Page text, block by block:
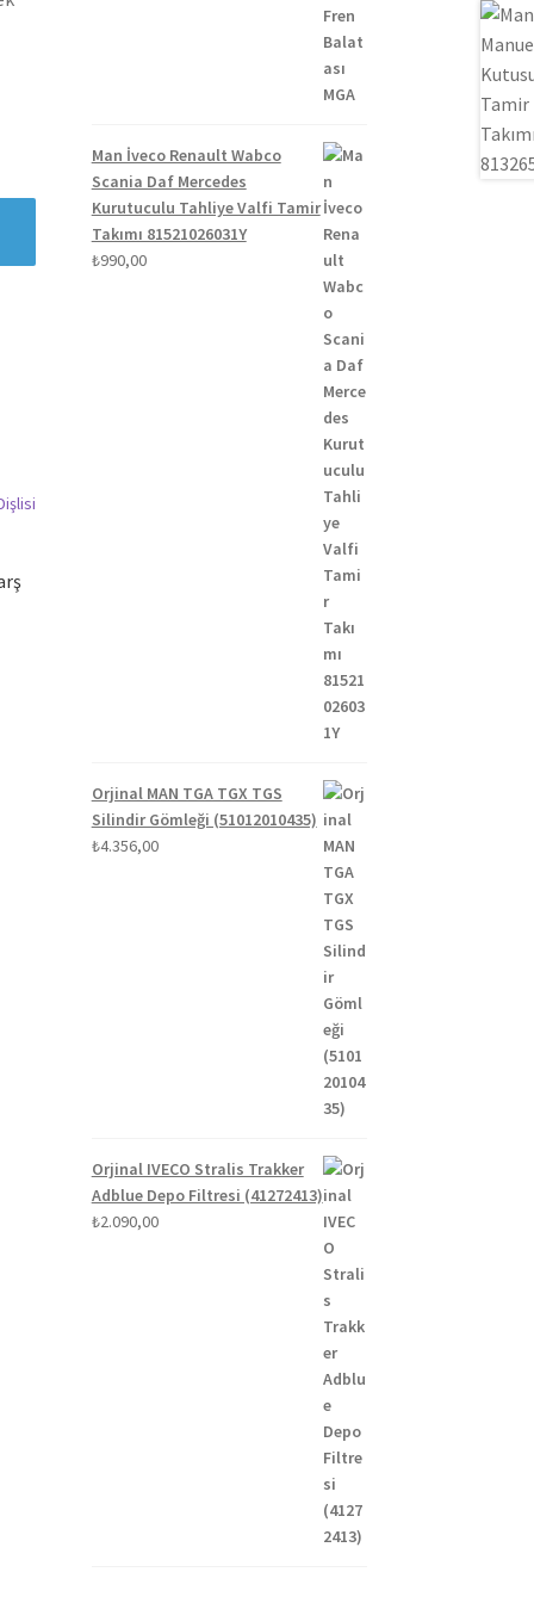
Man İveco Renault Wabco
Scania Daf Mercedes
Kurutuculu Tahliye Valfi Tamir
Takımı 81521026031Y
₺990,00
Orjinal MAN TGA TGX TGS
Silindir Gömleği (51012010435)
₺4.356,00
Orjinal IVECO Stralis Trakker
Adblue Depo Filtresi (41272413)
₺2.090,00